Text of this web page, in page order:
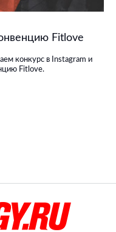
Fitlove
конкурс в Instagram и
Fitlove.